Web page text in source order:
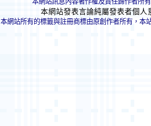
本網站發表言論純屬發表者個人
本網站所有的標籤與註冊商標由原創作者所有，本